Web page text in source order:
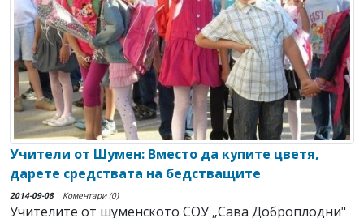
Учители от Шумен: Вместо да купите цветя,
дарете средствата на бедстващите
2014-09-08| Коментари (0)
Учителите от шуменското СОУ „Сава Доброплодни"